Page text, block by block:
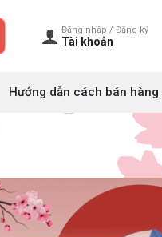
Đăng nhập / Đăng ký
Tài khoản
Hướng dẫn cách bán hàng